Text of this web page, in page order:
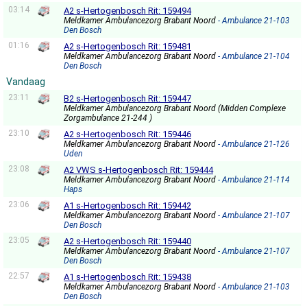
03:14
A2 s-Hertogenbosch Rit: 159494
Meldkamer Ambulancezorg Brabant Noord - Ambulance 21-103
Den Bosch
01:16
A2 s-Hertogenbosch Rit: 159481
Meldkamer Ambulancezorg Brabant Noord - Ambulance 21-104
Den Bosch
Vandaag
23:11 B2 s-Hertogenbosch Rit: 159447
Meldkamer Ambulancezorg Brabant Noord (Midden Complexe
Zorgambulance 21-244 )
23:10
A2 s-Hertogenbosch Rit: 159446
Meldkamer Ambulancezorg Brabant Noord - Ambulance 21-126
Uden
23:08
A2 VWS s-Hertogenbosch Rit: 159444
Meldkamer Ambulancezorg Brabant Noord - Ambulance 21-114
Haps
23:06
A1 s-Hertogenbosch Rit: 159442
Meldkamer Ambulancezorg Brabant Noord - Ambulance 21-107
Den Bosch
23:05
A2 s-Hertogenbosch Rit: 159440
Meldkamer Ambulancezorg Brabant Noord - Ambulance 21-107
Den Bosch
22:57
A1 s-Hertogenbosch Rit: 159438
Meldkamer Ambulancezorg Brabant Noord - Ambulance 21-103
Den Bosch